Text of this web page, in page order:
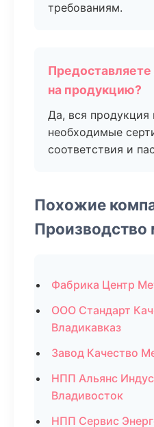
требованиям.
на продукцию?
Да, вся продукция
необходимые
соответствия и
Похожие
Производство
Фабрика Центр
ООО Стандарт
Владикавказ
Завод Качество
НПП Альянс
Владивосток
НПП Сервис